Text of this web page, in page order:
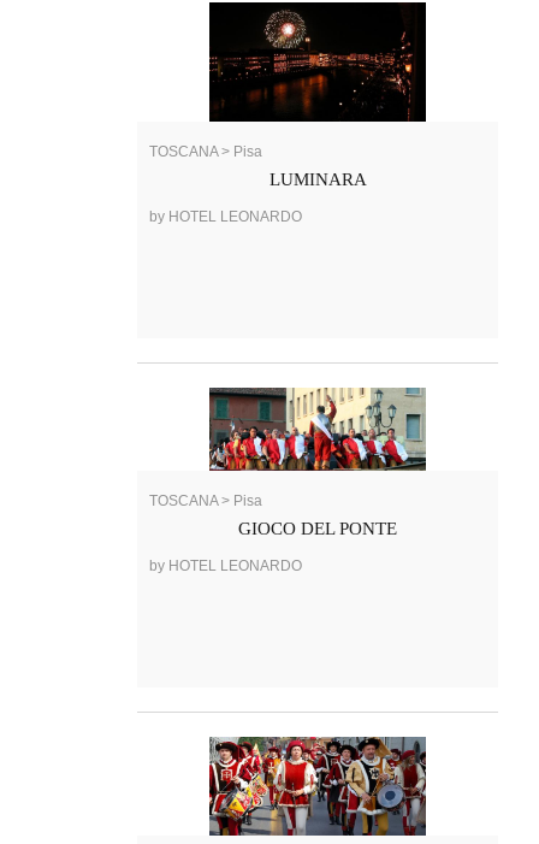
TOSCANA > Pisa
LUMINARA
by HOTEL LEONARDO
TOSCANA > Pisa
GIOCO DEL PONTE
by HOTEL LEONARDO